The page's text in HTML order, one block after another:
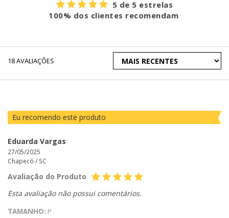
5 de 5 estrelas
100% dos clientes recomendam
18AVALIAÇÕES
ORDENAR
AVALIAÇÕES
Eu recomendo este produto
Eduarda Vargas
27/05/2025
Chapecó / SC
Avaliação do Produto
Esta avaliação não possui comentários.
TAMANHO: P